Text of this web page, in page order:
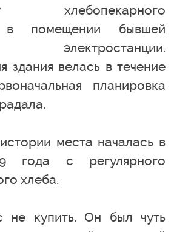
хлебопекарного
в помещении бывшей
электростанции.
здания велась в течение
планировка
места началась в
года с регулярного
хлеба.
не купить. Он был чуть